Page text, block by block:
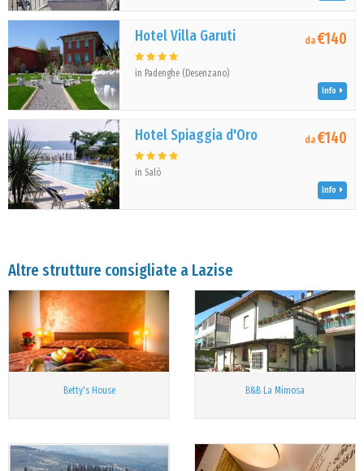
Hotel Villa Garuti
in Padenghe (Desenzano)
da€140
Info
Hotel Spiaggia d'Oro
in Salò
da€140
Info
Altre strutture consigliate a Lazise
Betty's House B&B La Mimosa